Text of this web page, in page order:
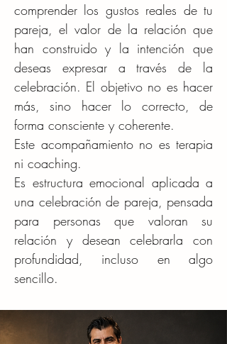
comprender los gustos reales de tu
pareja, el valor de la relación que
han construido y la intención que
deseas expresar a través de la
celebración. El objetivo no es hacer
más, sino hacer lo correcto, de
forma consciente y coherente.
Este acompañamiento no es terapia
ni coaching.
Es estructura emocional aplicada a
una celebración de pareja, pensada
para personas que valoran su
relación y desean celebrarla con
profundidad, incluso en algo
sencillo.